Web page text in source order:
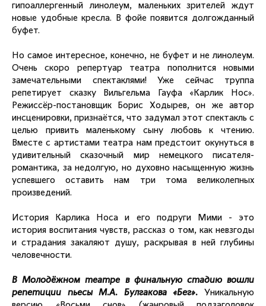
гипоаллергенный линолеум, маленьких зрителей ждут
новые удобные кресла. В фойе появится долгожданный
буфет.
Но самое интересное, конечно, не буфет и не линолеум.
Очень скоро репертуар театра пополнится новыми
замечательными спектаклями! Уже сейчас труппа
репетирует сказку Вильгельма Гауфа «Карлик Нос».
Режиссёр-постановщик Борис Ходырев, он же автор
инсценировки, признаётся, что задумал этот спектакль с
целью привить маленькому сыну любовь к чтению.
Вместе с артистами театра нам предстоит окунуться в
удивительный сказочный мир немецкого писателя-
романтика, за недолгую, но духовно насыщенную жизнь
успевшего оставить нам три тома великолепных
произведений.
История Карлика Носа и его подруги Мими - это
история воспитания чувств, рассказ о том, как невзгоды
и страдания закаляют душу, раскрывая в ней глубины
человечности.
В Молодёжном театре в финальную стадию вошли
репетиции пьесы М.А. Булгакова «Бег». Уникальную